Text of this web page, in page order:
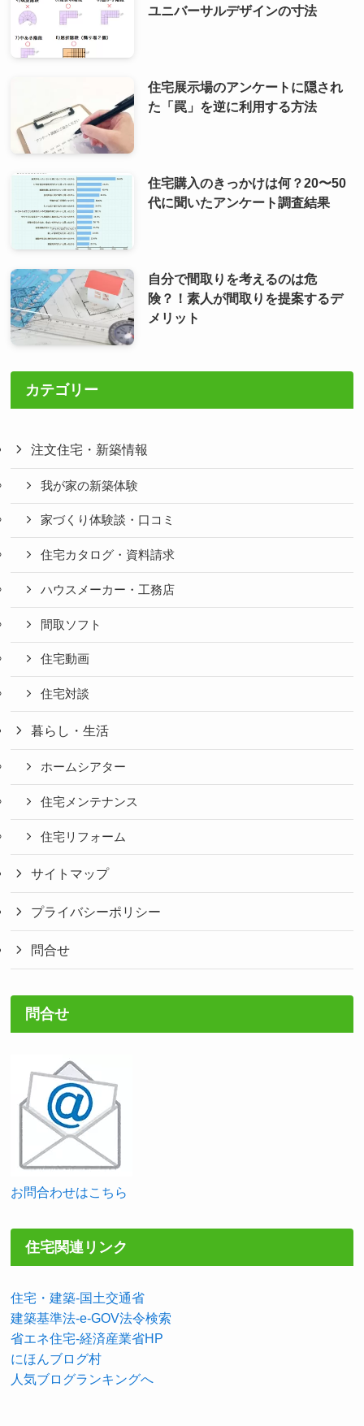
ユニバーサルデザインの寸法
住宅展示場のアンケートに隠され
た「罠」を逆に利用する方法
住宅購入のきっかけは何？20〜50
代に聞いたアンケート調査結果
自分で間取りを考えるのは危
険？！素人が間取りを提案するデ
メリット
カテゴリー
注文住宅・新築情報
我が家の新築体験
家づくり体験談・口コミ
住宅カタログ・資料請求
ハウスメーカー・工務店
間取ソフト
住宅動画
住宅対談
暮らし・生活
ホームシアター
住宅メンテナンス
住宅リフォーム
サイトマップ
プライバシーポリシー
問合せ
問合せ
お問合わせはこちら
住宅関連リンク
住宅・建築-国土交通省
建築基準法-e-GOV法令検索
省エネ住宅-経済産業省HP
にほんブログ村
人気ブログランキングへ